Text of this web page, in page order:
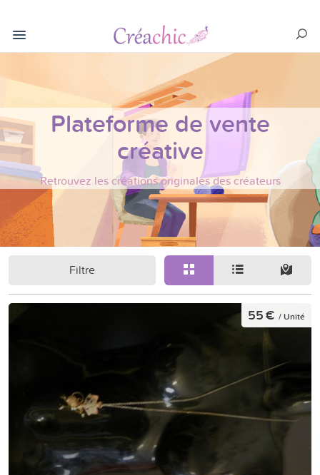
Plateforme de vente
créative
Retrouvez les créations originales des créateurs
Filtre
55 € / Unité